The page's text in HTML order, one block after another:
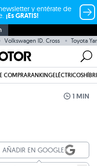
y entérate de
¡Es GRATIS!
Volkswagen ID. Cross Toyota
COMPRARANKINGELÉCTRICOS
1 MIN
AÑADIR EN GOOGLE